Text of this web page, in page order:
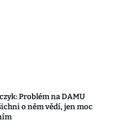
Problém na DAMU
o něm vědí, jen moc